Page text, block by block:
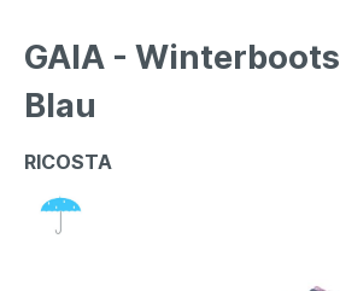
GAIA - Winterboots
Blau
RICOSTA